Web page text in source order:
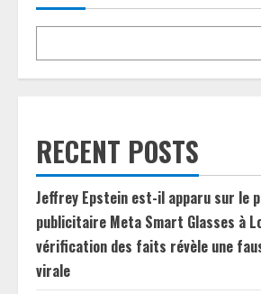
RECENT POSTS
Jeffrey Epstein est-il apparu sur le
publicitaire Meta Smart Glasses à
vérification des faits révèle une
virale